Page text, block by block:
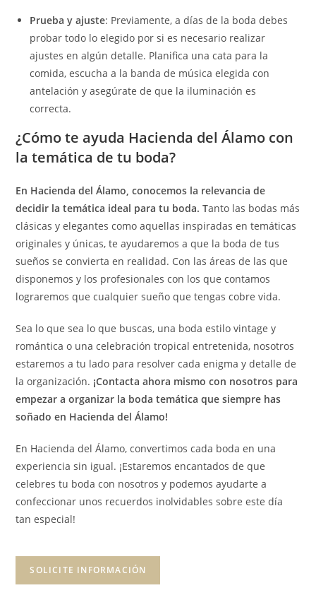
Prueba y ajuste: Previamente, a días de la boda debes
probar todo lo elegido por si es necesario realizar
ajustes en algún detalle. Planifica una cata para la
comida, escucha a la banda de música elegida con
antelación y asegúrate de que la iluminación es
correcta.
¿Cómo te ayuda Hacienda del Álamo con
la temática de tu boda?
En Hacienda del Álamo, conocemos la relevancia de
decidir la temática ideal para tu boda. Tanto las bodas más
clásicas y elegantes como aquellas inspiradas en temáticas
originales y únicas, te ayudaremos a que la boda de tus
sueños se convierta en realidad. Con las áreas de las que
disponemos y los profesionales con los que contamos
lograremos que cualquier sueño que tengas cobre vida.
Sea lo que sea lo que buscas, una boda estilo vintage y
romántica o una celebración tropical entretenida, nosotros
estaremos a tu lado para resolver cada enigma y detalle de
la organización. ¡Contacta ahora mismo con nosotros para
empezar a organizar la boda temática que siempre has
soñado en Hacienda del Álamo!
En Hacienda del Álamo, convertimos cada boda en una
experiencia sin igual. ¡Estaremos encantados de que
celebres tu boda con nosotros y podemos ayudarte a
confeccionar unos recuerdos inolvidables sobre este día
tan especial!
SOLICITE INFORMACIÓN